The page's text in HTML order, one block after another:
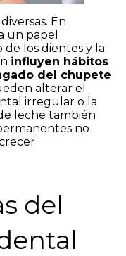
En
un papel
los dientes y la
influyen hábitos
del chupete
alterar el
irregular o la
leche también
no
del